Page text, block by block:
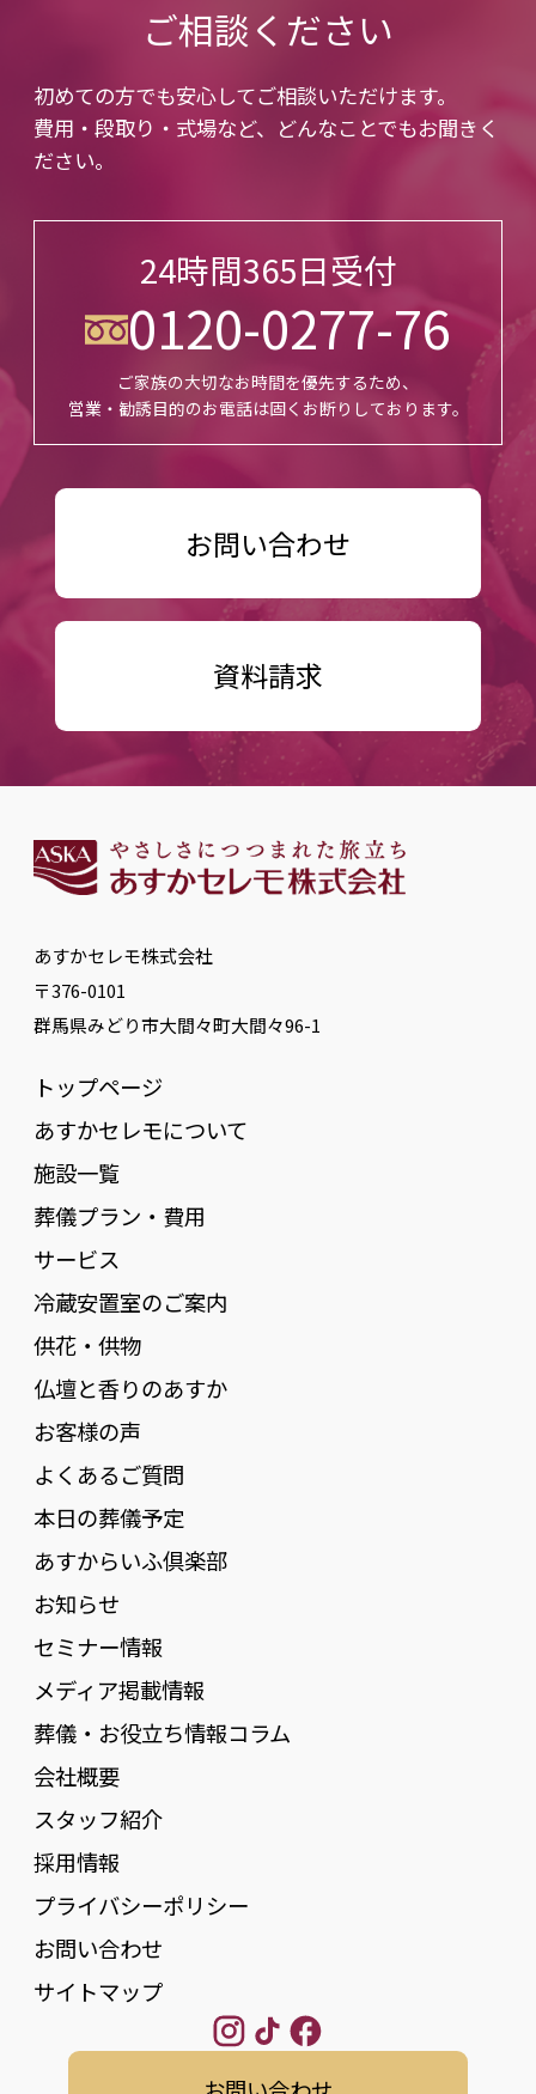
ご相談ください
初めての方でも安心してご相談いただけます。
費用・段取り・式場など、どんなことでもお聞きく
ださい。
24時間365日受付
0120-0277-76
ご家族の大切なお時間を優先するため、
営業・勧誘目的のお電話は固くお断りしております。
お問い合わせ
資料請求
あすかセレモ株式会社
〒376-0101
群馬県みどり市大間々町大間々96-1
トップページ
あすかセレモについて
施設一覧
葬儀プラン・費用
サービス
冷蔵安置室のご案内
供花・供物
仏壇と香りのあすか
お客様の声
よくあるご質問
本日の葬儀予定
あすからいふ倶楽部
お知らせ
セミナー情報
メディア掲載情報
葬儀・お役立ち情報コラム
会社概要
スタッフ紹介
採用情報
プライバシーポリシー
お問い合わせ
サイトマップ